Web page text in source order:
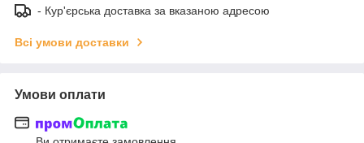
- Кур'єрська доставка за вказаною адресою
Всі умови доставки
Умови оплати